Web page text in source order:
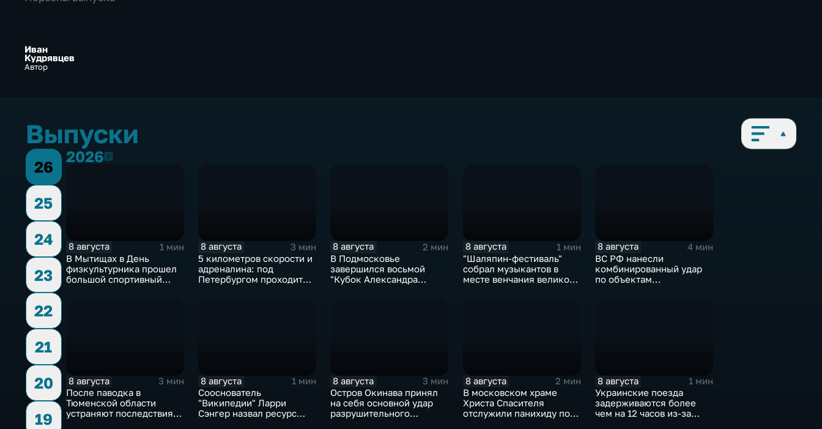
Иван
Кудрявцев
Автор
Выпуски
26
25
24
23
22
21
20
19
20262026
8 августа
1 мин
В Мытищах в День
физкультурника прошел
большой спортивный
8 августа
3 мин
5 километров скорости и
адреналина: под
Петербургом проходит
8 августа
2 мин
В Подмосковье
завершился восьмой
"Кубок Александра
8 августа
1 мин
"Шаляпин‑фестиваль"
собрал музыкантов в
месте венчания великого
8 августа
4 мин
ВС РФ нанесли
комбинированный удар
по объектам
8 августа
3 мин
После паводка в
Тюменской области
устраняют последствия
8 августа
1 мин
Сооснователь
"Википедии" Ларри
Сэнгер назвал ресурс
8 августа
3 мин
Остров Окинава принял
на себя основной удар
разрушительного
8 августа
2 мин
В московском храме
Христа Спасителя
отслужили панихиду по
8 августа
1 мин
Украинские поезда
задерживаются более
чем на 12 часов из-за